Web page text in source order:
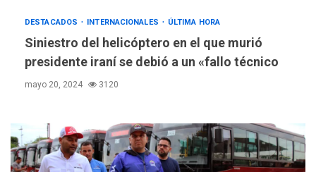
DESTACADOS INTERNACIONALES ÚLTIMA HORA
Siniestro del helicóptero en el que murió
presidente iraní se debió a un «fallo técnico
mayo 20, 2024 3120